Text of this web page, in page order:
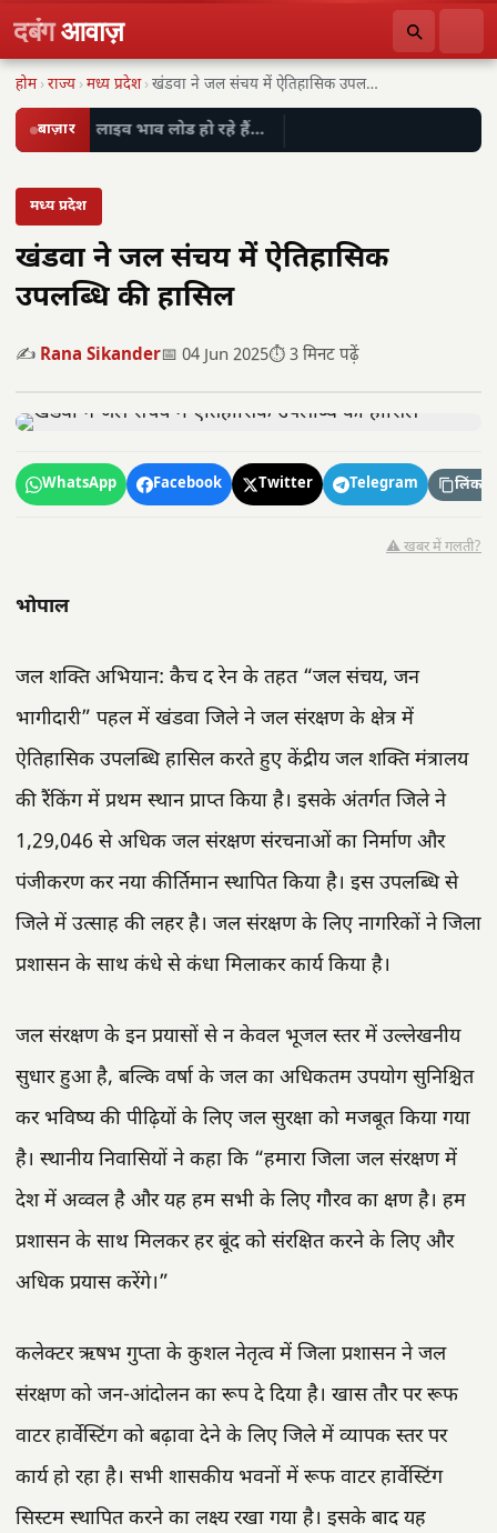
दबंगआवाज़
होम ›राज्य ›मध्य प्रदेश › खंडवा ने जल संचय में ऐतिहासिक उपलब्धि की…
बाज़ार लाइव भाव लोड हो रहे हैं…
मध्य प्रदेश
खंडवा ने जल संचय में ऐतिहासिक
उपलब्धि की हासिल
✍️ Rana Sikander📅 04 Jun 2025⏱️ 3 मिनट पढ़ें
WhatsApp Facebook Twitter Telegram लिंक
⚠️ खबर में गलती?
भोपाल
जल शक्ति अभियान: कैच द रेन के तहत “जल संचय, जन
भागीदारी” पहल में खंडवा जिले ने जल संरक्षण के क्षेत्र में
ऐतिहासिक उपलब्धि हासिल करते हुए केंद्रीय जल शक्ति मंत्रालय
की रैंकिंग में प्रथम स्थान प्राप्त किया है। इसके अंतर्गत जिले ने
1,29,046 से अधिक जल संरक्षण संरचनाओं का निर्माण और
पंजीकरण कर नया कीर्तिमान स्थापित किया है। इस उपलब्धि से
जिले में उत्साह की लहर है। जल संरक्षण के लिए नागरिकों ने जिला
प्रशासन के साथ कंधे से कंधा मिलाकर कार्य किया है।
जल संरक्षण के इन प्रयासों से न केवल भूजल स्तर में उल्लेखनीय
सुधार हुआ है, बल्कि वर्षा के जल का अधिकतम उपयोग सुनिश्चित
कर भविष्य की पीढ़ियों के लिए जल सुरक्षा को मजबूत किया गया
है। स्थानीय निवासियों ने कहा कि “हमारा जिला जल संरक्षण में
देश में अव्वल है और यह हम सभी के लिए गौरव का क्षण है। हम
प्रशासन के साथ मिलकर हर बूंद को संरक्षित करने के लिए और
अधिक प्रयास करेंगे।”
कलेक्टर ऋषभ गुप्ता के कुशल नेतृत्व में जिला प्रशासन ने जल
संरक्षण को जन-आंदोलन का रूप दे दिया है। खास तौर पर रूफ
वाटर हार्वेस्टिंग को बढ़ावा देने के लिए जिले में व्यापक स्तर पर
कार्य हो रहा है। सभी शासकीय भवनों में रूफ वाटर हार्वेस्टिंग
सिस्टम स्थापित करने का लक्ष्य रखा गया है। इसके बाद यह